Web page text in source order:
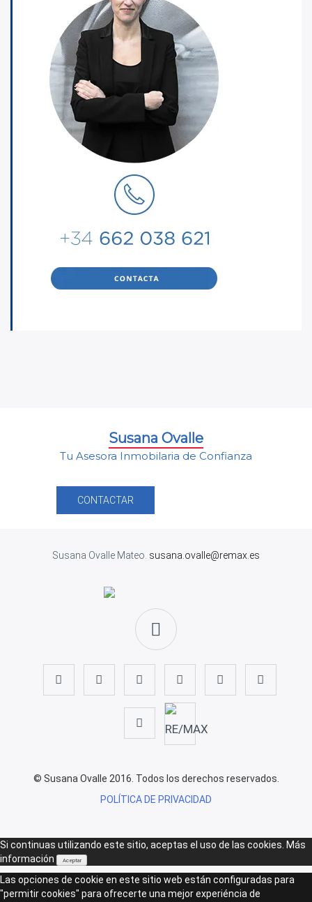
Susana Ovalle
Tu Asesora Inmobilaria de Confianza
CONTACTAR
Susana Ovalle Mateo. susana.ovalle@remax.es
© Susana Ovalle 2016. Todos los derechos reservados.
POLÍTICA DE PRIVACIDAD
Si continuas utilizando este sitio, aceptas el uso de las cookies. Más
información
Aceptar
Las opciones de cookie en este sitio web están configuradas para
"permitir cookies" para ofrecerte una mejor experiéncia de